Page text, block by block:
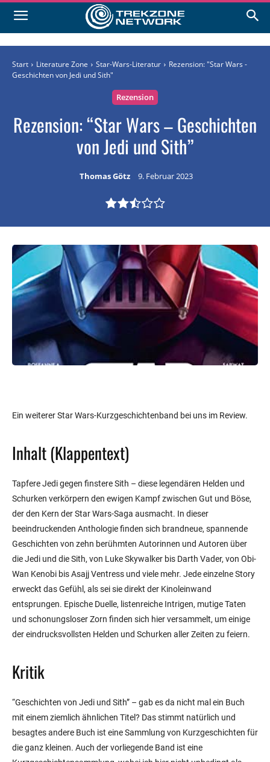
Start Literature Zone Star-Wars-Literatur
Rezension: "Star Wars -
Geschichten von Jedi und Sith"
Rezension
Rezension: “Star Wars – Geschichten
von Jedi und Sith”
Thomas Götz 9. Februar 2023
Ein weiterer Star Wars-Kurzgeschichtenband bei uns im Review.
Inhalt (Klappentext)
Tapfere Jedi gegen finstere Sith – diese legendären Helden und
Schurken verkörpern den ewigen Kampf zwischen Gut und Böse,
der den Kern der Star Wars-Saga ausmacht. In dieser
beeindruckenden Anthologie finden sich brandneue, spannende
Geschichten von zehn berühmten Autorinnen und Autoren über
die Jedi und die Sith, von Luke Skywalker bis Darth Vader, von Obi-
Wan Kenobi bis Asajj Ventress und viele mehr. Jede einzelne Story
erweckt das Gefühl, als sei sie direkt der Kinoleinwand
entsprungen. Epische Duelle, listenreiche Intrigen, mutige Taten
und schonungsloser Zorn finden sich hier versammelt, um einige
der eindrucksvollsten Helden und Schurken aller Zeiten zu feiern.
Kritik
“Geschichten von Jedi und Sith” – gab es da nicht mal ein Buch
mit einem ziemlich ähnlichen Titel? Das stimmt natürlich und
besagtes andere Buch ist eine Sammlung von Kurzgeschichten für
die ganz kleinen. Auch der vorliegende Band ist eine